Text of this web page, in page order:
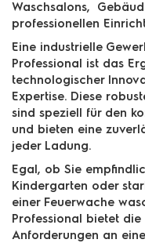
Waschsalons,
professionellen
Eine industrielle
Professional ist das
technologischer
Expertise. Diese
sind speziell für den
und bieten eine
jeder Ladung.
Egal, ob Sie
Kindergarten oder
einer Feuerwache
Professional bietet
Anforderungen an